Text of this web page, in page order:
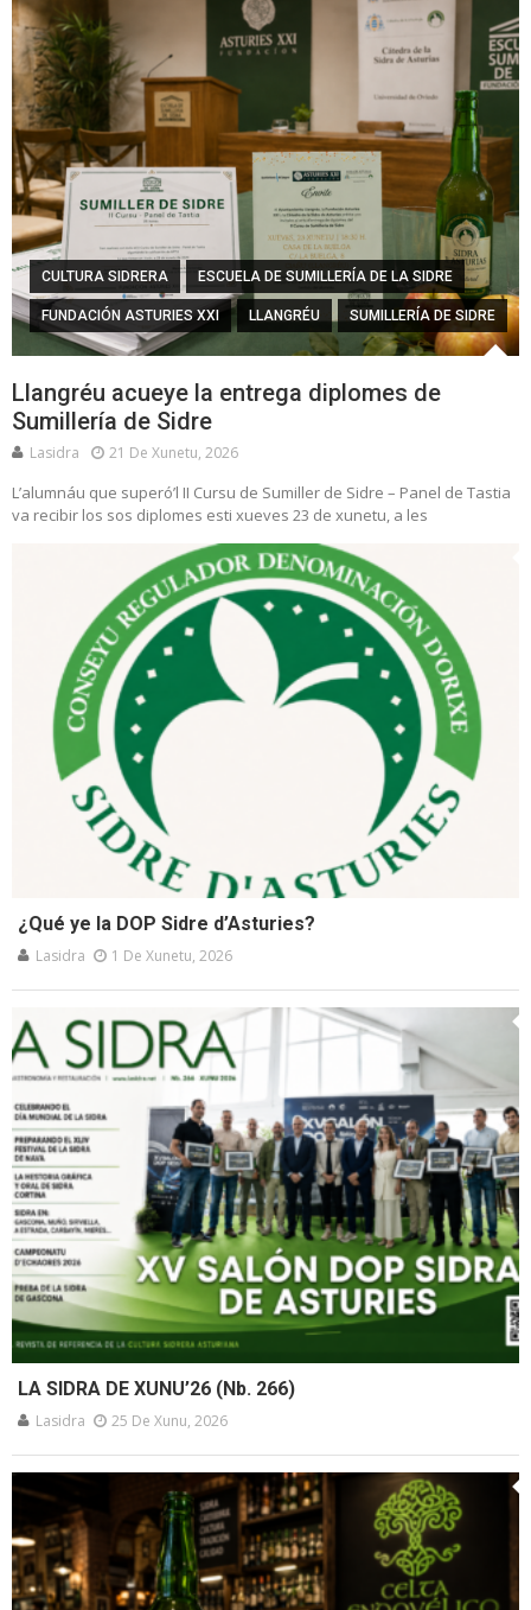
CULTURA SIDRERA ESCUELA DE SUMILLERÍA DE LA SIDRE
FUNDACIÓN ASTURIES XXI LLANGRÉU SUMILLERÍA DE SIDRE
Llangréu acueye la entrega diplomes de
Sumillería de Sidre
Lasidra 21 De Xunetu, 2026
L’alumnáu que superó’l II Cursu de Sumiller de Sidre – Panel de Tastia
va recibir los sos diplomes esti xueves 23 de xunetu, a les
¿Qué ye la DOP Sidre d’Asturies?
Lasidra 1 De Xunetu, 2026
LA SIDRA DE XUNU’26 (Nb. 266)
Lasidra 25 De Xunu, 2026